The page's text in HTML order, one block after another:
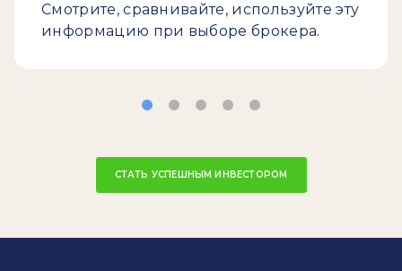
Смотрите, сравнивайте, используйте эту
информацию при выборе брокера.
СТАТЬ УСПЕШНЫМ ИНВЕСТОРОМ